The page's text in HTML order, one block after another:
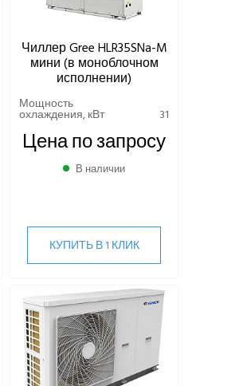
Чиллер Gree HLR35SNa-M
мини (в моноблочном
исполнении)
Мощность
охлаждения, кВт 31
Цена по запросу
В наличии
КУПИТЬ В 1 КЛИК